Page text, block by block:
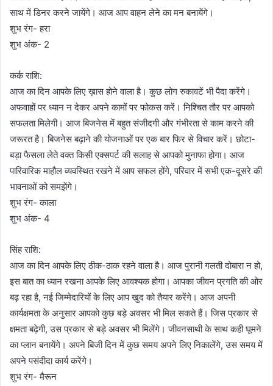
साथ में डिनर करने जायेंगे। आज आप वाहन लेने का मन बनायेंगे।
शुभ रंग- हरा
शुभ अंक- 2
कर्क राशि:
आज का दिन आपके लिए ख़ास होने वाला है। कुछ लोग रुकावटें भी पैदा करेंगे।
अफवाहों पर ध्यान न देकर अपने कामों पर फोकस करें। निश्चित तौर पर आपको
सफलता मिलेगी। आज बिजनेस में बहुत संजीदगी और गंभीरता से काम करने की
जरूरत है। बिजनेस बढ़ाने की योजनाओं पर एक बार फिर से विचार करें। छोटा-
बड़ा फैसला लेते वक्त किसी एक्सपर्ट की सलाह से आपको मुनाफा होगा। आज
पारिवारिक माहौल व्यवस्थित रखने में आप सफल होंगे, परिवार में सभी एक-दूसरे की
भावनाओं को समझेंगे।
शुभ रंग- काला
शुभ अंक- 4
सिंह राशि:
आज का दिन आपके लिए ठीक-ठाक रहने वाला है। आज पुरानी गलती दोबारा न हो,
इस बात का ध्यान रखना आपके लिए आवश्यक होगा। आपका जीवन प्रगति की ओर
बढ़ रहा है, नई जिम्मेदारियों के लिए आप खुद को तैयार करेंगे। आज अपनी
कार्यक्षमता के अनुसार आपको कुछ बड़े अवसर भी मिल सकते हैं। जिस प्रकार से
क्षमता बढ़ेगी, उस प्रकार से बड़े अवसर भी मिलेंगे। जीवनसाथी के साथ कही घूमने
का प्लान बनायेंगे। अपने बिजी दिन में कुछ समय अपने लिए निकालेंगे, उस समय में
अपने पसंदीदा कार्य करेंगे।
शुभ रंग- मैरून